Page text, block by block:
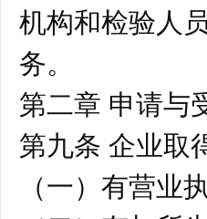
机构和检验人
务。
第二章 申请与
第九条 企业取
（一）有营业